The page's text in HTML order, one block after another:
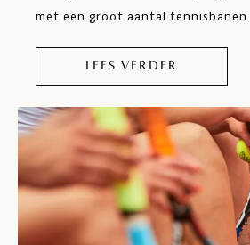
met een groot aantal tennisbanen.
LEES VERDER